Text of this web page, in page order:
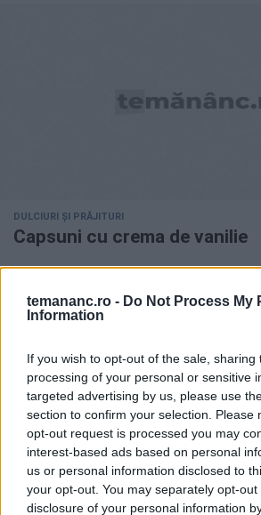
temananc.ro - Do Not Process My
Information
If you wish to opt-out of the sale, sharing
processing of your personal or sensitive
targeted advertising by us, please use
section to confirm your selection. Please
opt-out request is processed you may
interest-based ads based on personal
us or personal information disclosed to
your opt-out. You may separately opt-
disclosure of your personal information
DULCIURI ȘI PRĂJITURI
Capsuni cu crema de vanilie
DULCIURI ȘI PRĂJITURI